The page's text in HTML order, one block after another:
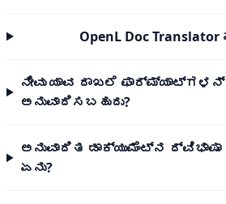
OpenL Doc Translator
ನೀವು ಯಾವ ದಾಖಲೆ
ಅನುವಾದಿಸಬಹುದು?
ಅನುವಾದಿತ ಡಾಕ್ಯುಮೆಂಟ್‌ನ
ಏನು?